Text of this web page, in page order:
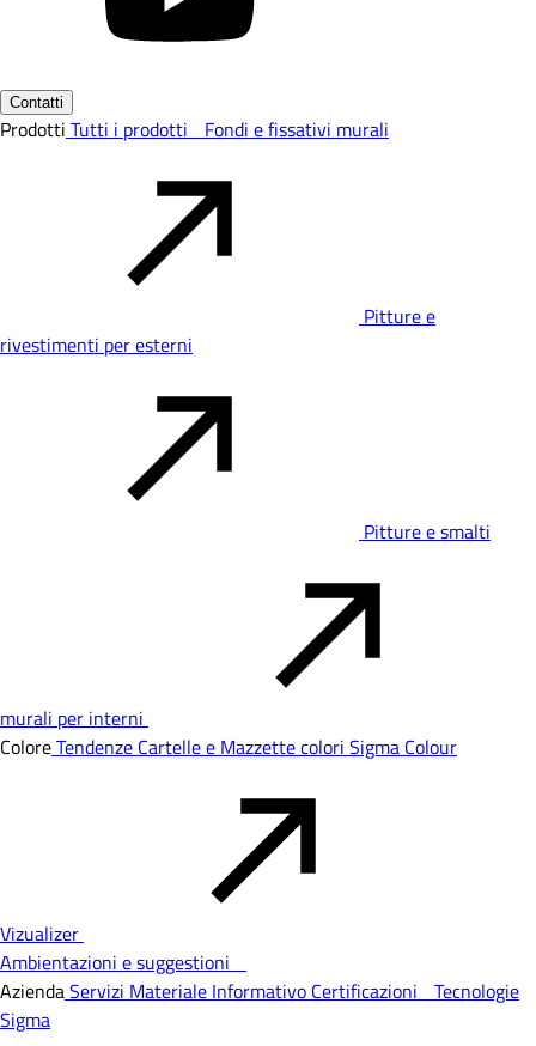
Contatti
Prodotti Tutti i prodotti Fondi e fissativi murali
Pitture e
rivestimenti per esterni
Pitture e smalti
murali per interni
ColoreTendenze Cartelle e Mazzette colori Sigma Colour
Vizualizer
Ambientazioni e suggestioni
AziendaServizi Materiale Informativo Certificazioni Tecnologie
Sigma